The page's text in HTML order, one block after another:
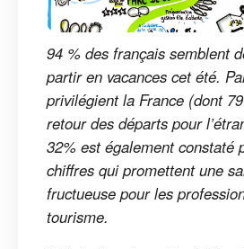
94 % des français semblent
partir en vacances cet été.
privilégient la France (dont
retour des départs pour
32% est également constaté
chiffres qui promettent une
fructueuse pour les
tourisme.